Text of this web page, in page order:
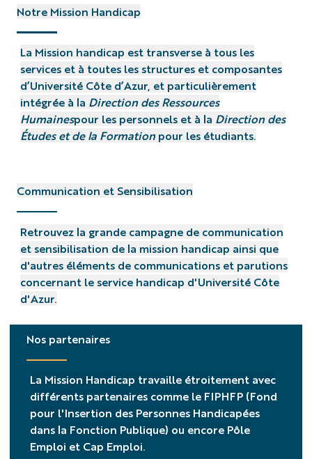
Notre Mission Handicap
La Mission handicap est transverse à tous les
services et à toutes les structures et composantes
d’Université Côte d’Azur, et particulièrement
intégrée à la Direction des Ressources
Humainespour les personnels et à la Direction des
Études et de la Formationpour les étudiants.
Communication et Sensibilisation
Retrouvez la grande campagne de communication
et sensibilisation de la mission handicap ainsi que
d'autres éléments de communications et parutions
concernant le service handicap d'Université Côte
d'Azur.
Nos partenaires
La Mission Handicap travaille étroitement avec
différents partenaires comme le FIPHFP (Fond
pour l'Insertion des Personnes Handicapées
dans la Fonction Publique) ou encore Pôle
Emploi et Cap Emploi.